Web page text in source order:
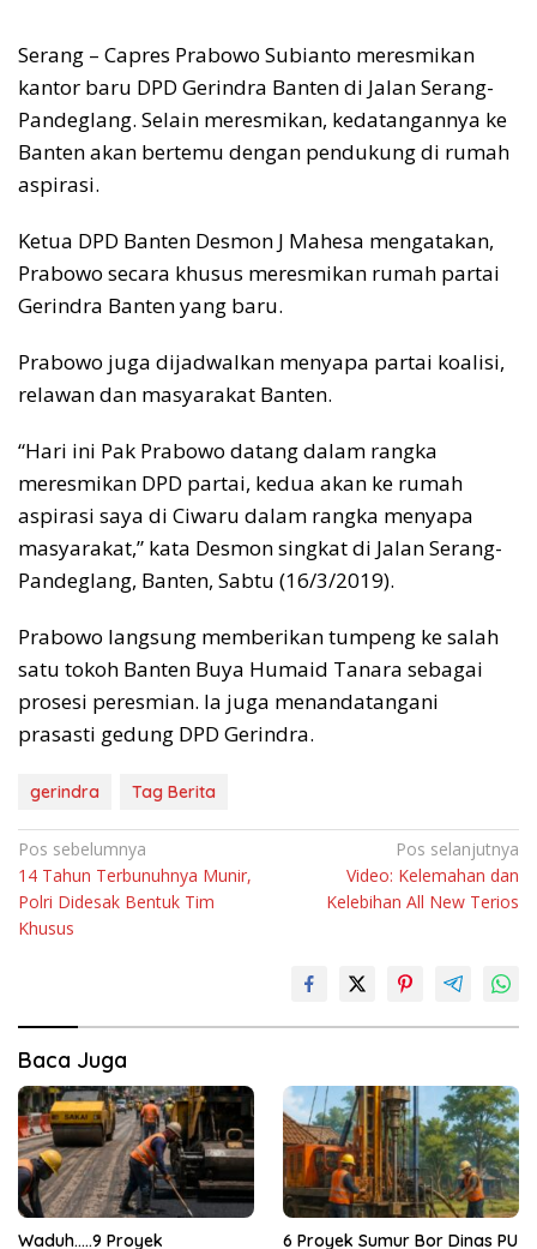
Serang – Capres Prabowo Subianto meresmikan
kantor baru DPD Gerindra Banten di Jalan Serang-
Pandeglang. Selain meresmikan, kedatangannya ke
Banten akan bertemu dengan pendukung di rumah
aspirasi.
Ketua DPD Banten Desmon J Mahesa mengatakan,
Prabowo secara khusus meresmikan rumah partai
Gerindra Banten yang baru.
Prabowo juga dijadwalkan menyapa partai koalisi,
relawan dan masyarakat Banten.
“Hari ini Pak Prabowo datang dalam rangka
meresmikan DPD partai, kedua akan ke rumah
aspirasi saya di Ciwaru dalam rangka menyapa
masyarakat,” kata Desmon singkat di Jalan Serang-
Pandeglang, Banten, Sabtu (16/3/2019).
Prabowo langsung memberikan tumpeng ke salah
satu tokoh Banten Buya Humaid Tanara sebagai
prosesi peresmian. Ia juga menandatangani
prasasti gedung DPD Gerindra.
gerindra Tag Berita
Navigasi
pos
Pos sebelumnya
14 Tahun Terbunuhnya Munir,
Polri Didesak Bentuk Tim
Khusus
Pos selanjutnya
Video: Kelemahan dan
Kelebihan All New Terios
Baca Juga
Waduh…..9 Proyek
6 Proyek Sumur Bor Dinas PU